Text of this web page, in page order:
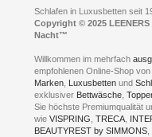
Jobs
Fotoalbum
Kontakt
Neuer Showroom für
Kontakt via:WhatsApp
Kontakt via:eMail
mögliche Zeiten für
MO und DI
Schlafen in Luxusbetten seit
Copyright © 2025
Nacht™
Willkommen im mehrfach
empfohlenen Online-Shop
Marken Luxusbetten und
exklusiver Bettwäsche ,
Sie höchste Premiumqualität
wieVISPRING ,TRECA
BEAUTYREST by SIMMONS